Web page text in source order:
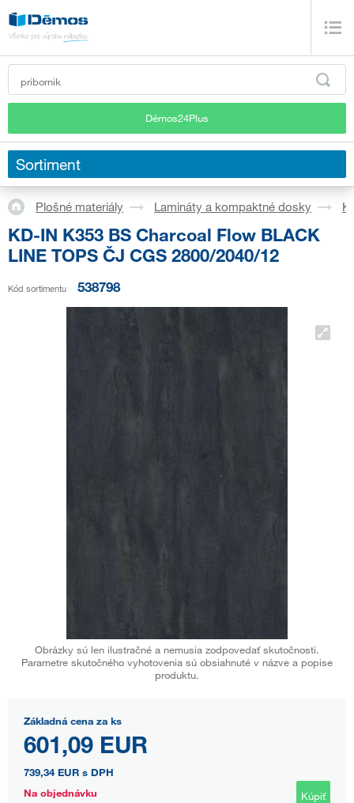
Démos24Plus
Sortiment
Plošné materiály Lamináty a kompaktné dosky
KD-IN K353 BS Charcoal Flow BLACK
LINE TOPS ČJ CGS 2800/2040/12
Kód sortimentu 538798
Obrázky sú len ilustračné a nemusia zodpovedať skutočnosti.
Parametre skutočného vyhotovenia sú obsiahnuté v názve a popise
produktu.
Základná cena za ks
601,09 EUR
739,34 EUR s DPH
Na objednávku
Kúpiť